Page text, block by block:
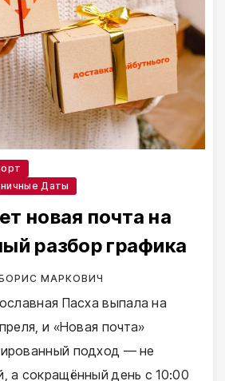
Даты
новая почта на
разбор графика
МАРКОВИЧ
Пасха выпала на
и «Новая почта»
подход — не
а сокращённый день с 10:00